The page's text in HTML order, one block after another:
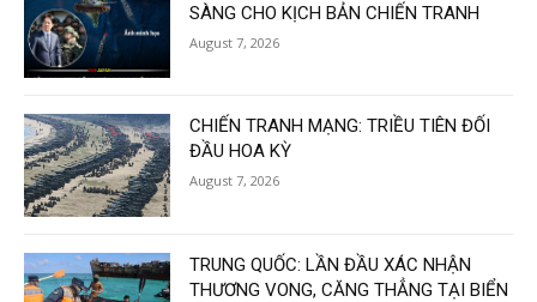
SÀNG CHO KỊCH BẢN CHIẾN TRANH
August 7, 2026
CHIẾN TRANH MẠNG: TRIỀU TIÊN ĐỐI
ĐẦU HOA KỲ
August 7, 2026
TRUNG QUỐC: LẦN ĐẦU XÁC NHẬN
THƯƠNG VONG, CĂNG THẲNG TẠI BIỂN